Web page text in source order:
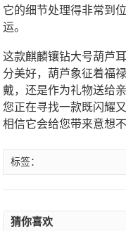
它的细节处理得非常到
运。
这款麒麟镶钻大号葫芦
分美好，葫芦象征着福
戴，还是作为礼物送给
您正在寻找一款既闪耀
相信它会给您带来意想不
标签：
猜你喜欢